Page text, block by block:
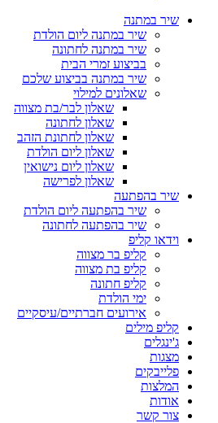
שיר במתנה
שיר במתנה ליום הולדת
שיר במתנה לחתונה
בביצוע זמרי הבית
שיר במתנה בביצוע שלכם
שאלונים למילוי
שאלון לבר/בת מצווה
שאלון לחתונה
שאלון לחתונת הזהב
שאלון ליום הולדת
שאלון ליום נישואין
שאלון לפרישה
שיר בהפתעה
שיר בהפתעה ליום הולדת
שיר בהפתעה לחתונה
וידאו קליפ
קליפ בר מצווה
קליפ בת מצווה
קליפ חתונה
ימי הולדת
אירועים חברתיים/עיסקיים
קליפ מילים
ג'ינגלים
מצגות
פלייבקים
המלצות
אודות
צור קשר